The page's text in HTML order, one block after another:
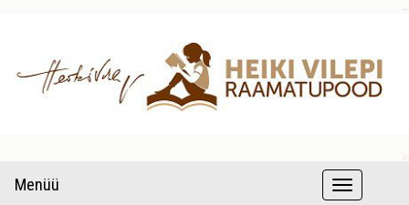
Lastekirjandus – Heiki Vilepi
T
Menüü